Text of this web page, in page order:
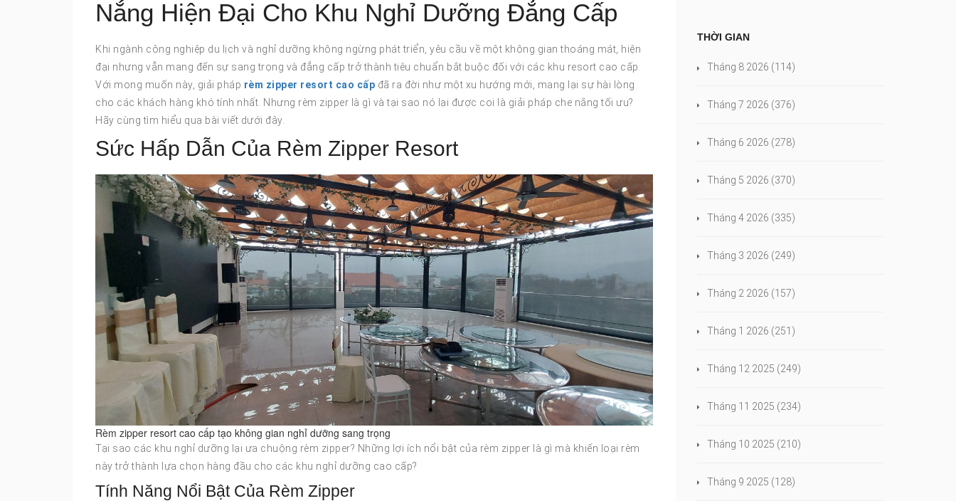
Nắng Hiện Đại Cho Khu Nghỉ Dưỡng Đẳng Cấp
Khi ngành công nghiệp du lịch và nghỉ dưỡng không ngừng phát triển, yêu cầu về một không gian thoáng mát, hiện
đại nhưng vẫn mang đến sự sang trọng và đẳng cấp trở thành tiêu chuẩn bắt buộc đối với các khu resort cao cấp.
Với mong muốn này, giải pháp rèm zipper resort cao cấp đã ra đời như một xu hướng mới, mang lại sự hài lòng
cho các khách hàng khó tính nhất. Nhưng rèm zipper là gì và tại sao nó lại được coi là giải pháp che nắng tối ưu?
Hãy cùng tìm hiểu qua bài viết dưới đây.
Sức Hấp Dẫn Của Rèm Zipper Resort
Rèm zipper resort cao cấp tạo không gian nghỉ dưỡng sang trọng
Tại sao các khu nghỉ dưỡng lại ưa chuộng rèm zipper? Những lợi ích nổi bật của rèm zipper là gì mà khiến loại rèm
này trở thành lựa chọn hàng đầu cho các khu nghỉ dưỡng cao cấp?
Tính Năng Nổi Bật Của Rèm Zipper
THỜI GIAN
Tháng 8 2026 (114)
Tháng 7 2026 (376)
Tháng 6 2026 (278)
Tháng 5 2026 (370)
Tháng 4 2026 (335)
Tháng 3 2026 (249)
Tháng 2 2026 (157)
Tháng 1 2026 (251)
Tháng 12 2025 (249)
Tháng 11 2025 (234)
Tháng 10 2025 (210)
Tháng 9 2025 (128)